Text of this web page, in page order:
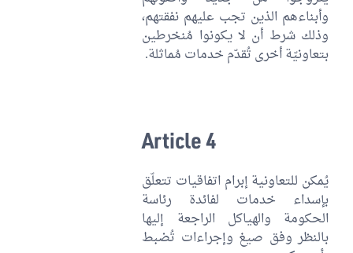
وأبناءهم الذين تجب عليهم نفقتهم،
وذلك شرط أن لا يكونوا مُنخرطين
بتعاونيّة أخرى تُقدّم خدمات مُماثلة.
Article 4
يُمكن للتعاونية إبرام اتفاقيات تتعلّق
بإسداء خدمات لفائدة رئاسة
الحكومة والهياكل الراجعة إليها
بالنظر وفق صيغ وإجراءات تُضبط